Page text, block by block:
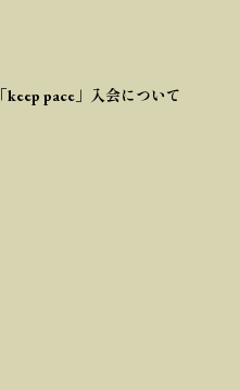
「keep pace」入会について